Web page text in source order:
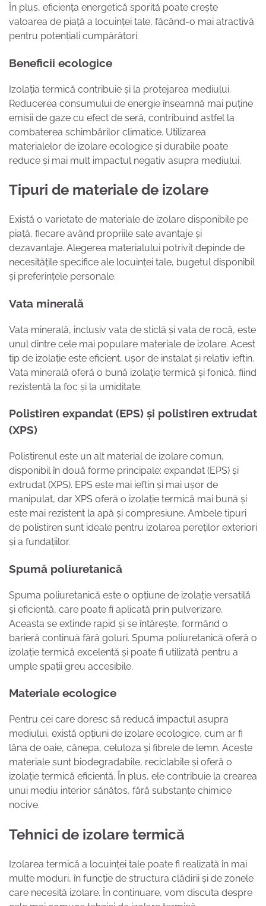
În plus, eficiența energetică sporită poate crește
valoarea de piață a locuinței tale, făcând-o mai atractivă
pentru potențiali cumpărători.
Beneficii ecologice
Izolația termică contribuie și la protejarea mediului.
Reducerea consumului de energie înseamnă mai puține
emisii de gaze cu efect de seră, contribuind astfel la
combaterea schimbărilor climatice. Utilizarea
materialelor de izolare ecologice și durabile poate
reduce și mai mult impactul negativ asupra mediului.
Tipuri de materiale de izolare
Există o varietate de materiale de izolare disponibile pe
piață, fiecare având propriile sale avantaje și
dezavantaje. Alegerea materialului potrivit depinde de
necesitățile specifice ale locuinței tale, bugetul disponibil
și preferințele personale.
Vata minerală
Vata minerală, inclusiv vata de sticlă și vata de rocă, este
unul dintre cele mai populare materiale de izolare. Acest
tip de izolație este eficient, ușor de instalat și relativ ieftin.
Vata minerală oferă o bună izolație termică și fonică, fiind
rezistentă la foc și la umiditate.
Polistiren expandat (EPS) și polistiren extrudat
(XPS)
Polistirenul este un alt material de izolare comun,
disponibil în două forme principale: expandat (EPS) și
extrudat (XPS). EPS este mai ieftin și mai ușor de
manipulat, dar XPS oferă o izolație termică mai bună și
este mai rezistent la apă și compresiune. Ambele tipuri
de polistiren sunt ideale pentru izolarea pereților exteriori
și a fundațiilor.
Spumă poliuretanică
Spuma poliuretanică este o opțiune de izolație versatilă
și eficientă, care poate fi aplicată prin pulverizare.
Aceasta se extinde rapid și se întărește, formând o
barieră continuă fără goluri. Spuma poliuretanică oferă o
izolație termică excelentă și poate fi utilizată pentru a
umple spații greu accesibile.
Materiale ecologice
Pentru cei care doresc să reducă impactul asupra
mediului, există opțiuni de izolare ecologice, cum ar fi
lâna de oaie, cânepa, celuloza și fibrele de lemn. Aceste
materiale sunt biodegradabile, reciclabile și oferă o
izolație termică eficientă. În plus, ele contribuie la crearea
unui mediu interior sănătos, fără substanțe chimice
nocive.
Tehnici de izolare termică
Izolarea termică a locuinței tale poate fi realizată în mai
multe moduri, în funcție de structura clădirii și de zonele
care necesită izolare. În continuare, vom discuta despre